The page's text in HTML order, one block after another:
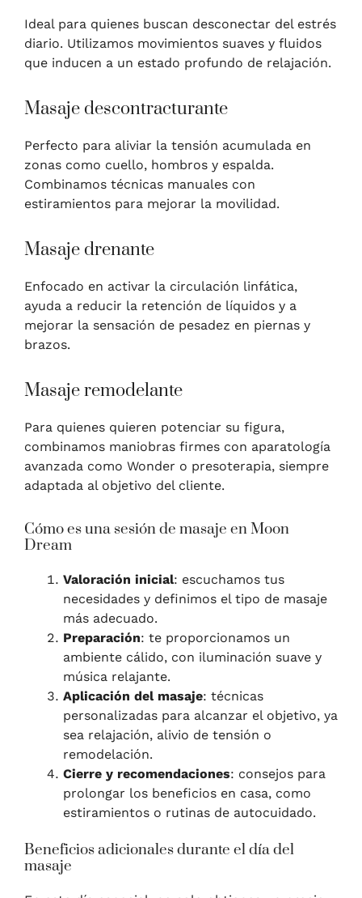
Ideal para quienes buscan desconectar del estrés
diario. Utilizamos movimientos suaves y fluidos
que inducen a un estado profundo de relajación.
Masaje descontracturante
Perfecto para aliviar la tensión acumulada en
zonas como cuello, hombros y espalda.
Combinamos técnicas manuales con
estiramientos para mejorar la movilidad.
Masaje drenante
Enfocado en activar la circulación linfática,
ayuda a reducir la retención de líquidos y a
mejorar la sensación de pesadez en piernas y
brazos.
Masaje remodelante
Para quienes quieren potenciar su figura,
combinamos maniobras firmes con aparatología
avanzada como Wonder o presoterapia, siempre
adaptada al objetivo del cliente.
Cómo es una sesión de masaje en Moon
Dream
Valoración inicial: escuchamos tus
necesidades y definimos el tipo de masaje
más adecuado.
Preparación: te proporcionamos un
ambiente cálido, con iluminación suave y
música relajante.
Aplicación del masaje: técnicas
personalizadas para alcanzar el objetivo, ya
sea relajación, alivio de tensión o
remodelación.
Cierre y recomendaciones: consejos para
prolongar los beneficios en casa, como
estiramientos o rutinas de autocuidado.
Beneficios adicionales durante el día del
masaje